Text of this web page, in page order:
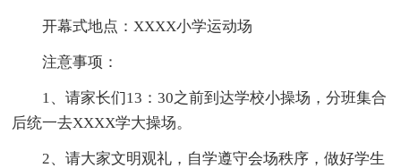
开幕式地点：XXXX小学运动场
注意事项：
1、请家长们13：30之前到达学校小操场，分班集合
后统一去XXXX学大操场。
2、请大家文明观礼，自学遵守会场秩序，做好学生